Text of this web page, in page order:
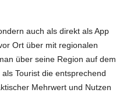
auch als direkt als App
Ort über mit regionalen
über seine Region auf dem
Tourist die entsprechend
Mehrwert und Nutzen